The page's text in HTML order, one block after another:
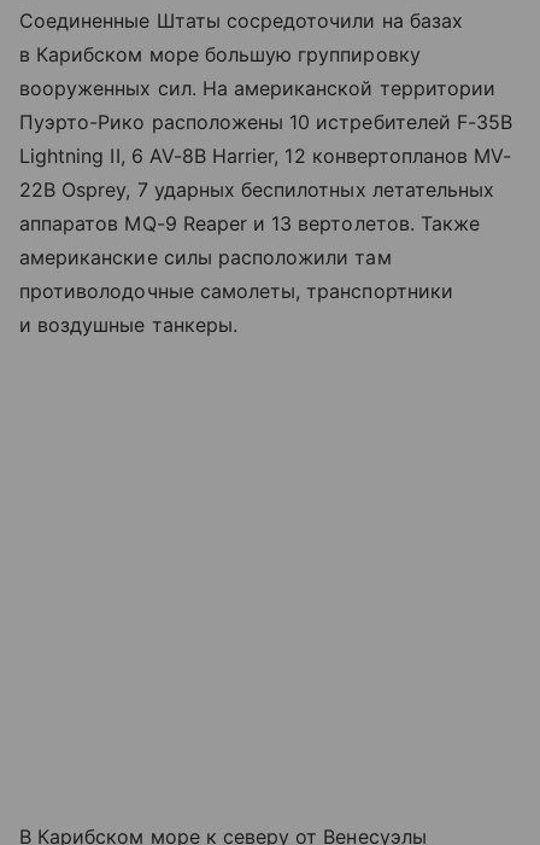
Соединенные Штаты сосредоточили на базах
в Карибском море большую группировку
вооруженных сил. На американской территории
Пуэрто-Рико расположены 10 истребителей F-35B
Lightning II, 6 AV-8B Harrier, 12 конвертопланов MV-
22B Osprey, 7 ударных беспилотных летательных
аппаратов MQ-9 Reaper и 13 вертолетов. Также
американские силы расположили там
противолодочные самолеты, транспортники
и воздушные танкеры.
В Карибском море к северу от Венесуэлы